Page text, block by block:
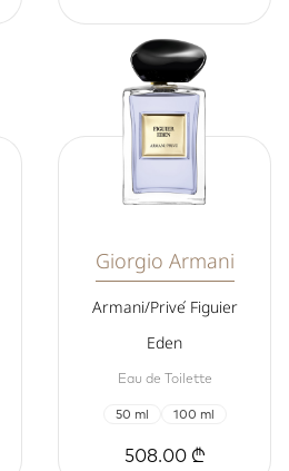
Giorgio Armani
Armani/Privé Figuier
Eden
Eau de Toilette
50 ml 100 ml
508.00 ₾